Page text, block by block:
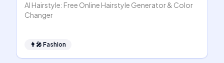
AI Hairstyle: Free Online Hairstyle Generator & Color
Changer
👩‍🎤Fashion